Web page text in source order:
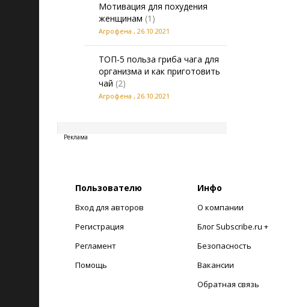
Мотивация для похудения
женщинам (1)
Агрофена , 26.10.2021
ТОП-5 польза гриба чага для
организма и как приготовить
чай (2)
Агрофена , 26.10.2021
Реклама
Пользователю
Вход для авторов
Регистрация
Регламент
Помощь
Инфо
О компании
Блог Subscribe.ru +
Безопасность
Вакансии
Обратная связь